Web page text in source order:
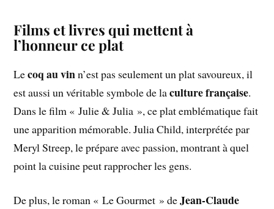
Films et livres qui mettent à
l’honneur ce plat
Lecoq au vinn’est pas seulement un plat savoureux, il
est aussi un véritable symbole de laculture française.
Dans le film « Julie & Julia », ce plat emblématique fait
une apparition mémorable. Julia Child, interprétée par
Meryl Streep, le prépare avec passion, montrant à quel
point la cuisine peut rapprocher les gens.
De plus, le roman « Le Gourmet » deJean-Claude